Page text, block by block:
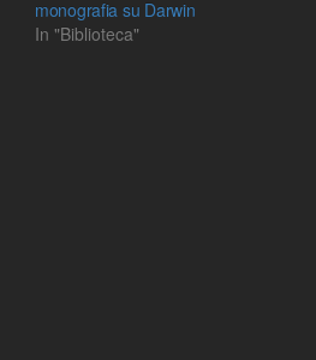
monografia su Darwin
In "Biblioteca"